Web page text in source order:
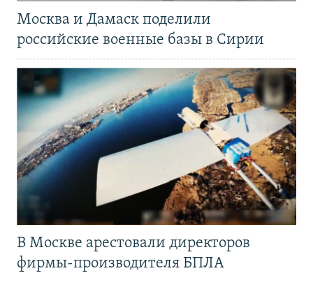
Москва и Дамаск поделили
российские военные базы в Сирии
В Москве арестовали директоров
фирмы-производителя БПЛА